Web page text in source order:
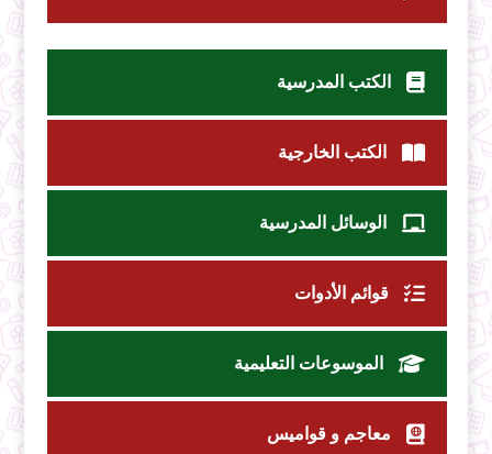
الكتب المدرسية
الكتب الخارجية
الوسائل المدرسية
قوائم الأدوات
الموسوعات التعليمية
معاجم و قواميس